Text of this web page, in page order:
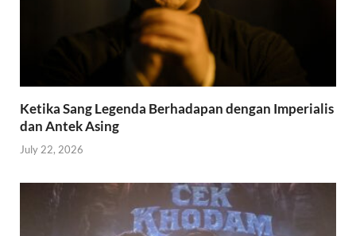
Ketika Sang Legenda Berhadapan dengan Imperialis
dan Antek Asing
July 22, 2026